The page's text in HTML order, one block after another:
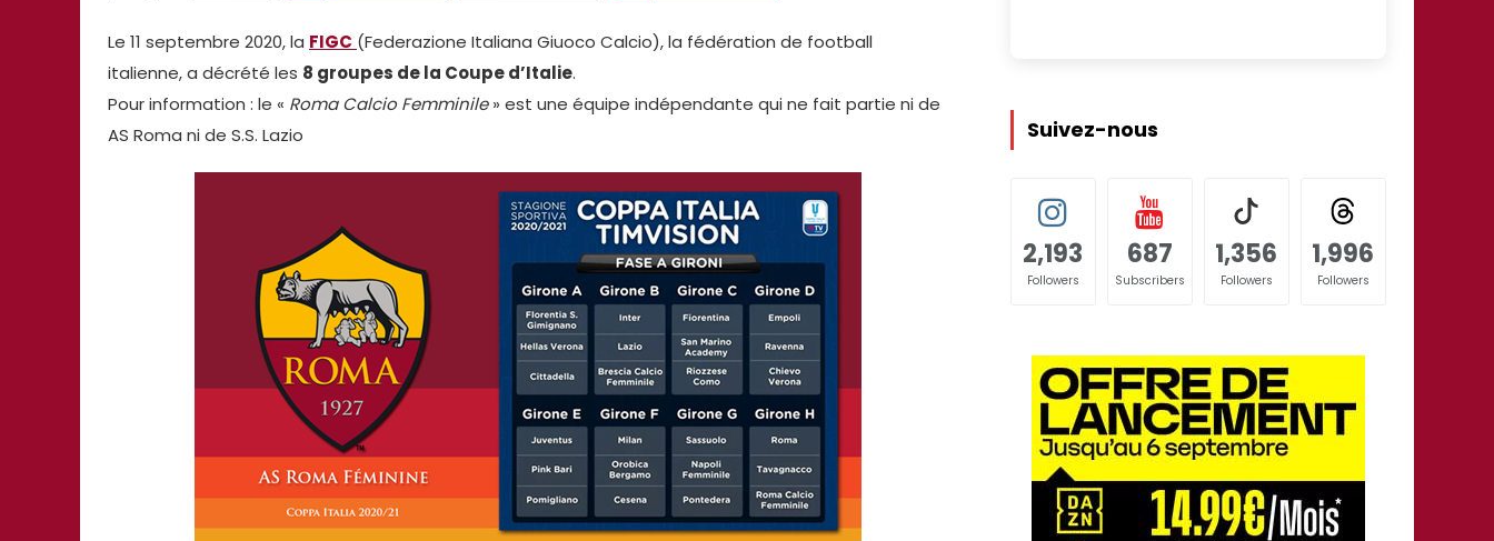
Le 11 septembre 2020, la FIGC (Federazione Italiana Giuoco Calcio), la fédération de football
italienne, a décrété les 8 groupes de la Coupe d’Italie.
Pour information : le « Roma Calcio Femminile» est une équipe indépendante qui ne fait partie ni de
AS Roma ni de S.S. Lazio
Suivez-nous
2,193
Followers
687
Subscribers
1,356
Followers
1,996
Followers